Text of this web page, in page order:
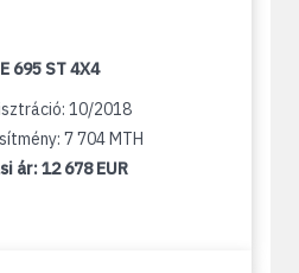
695 ST 4X4
10/2018
7 704 MTH
ár:12 678 EUR